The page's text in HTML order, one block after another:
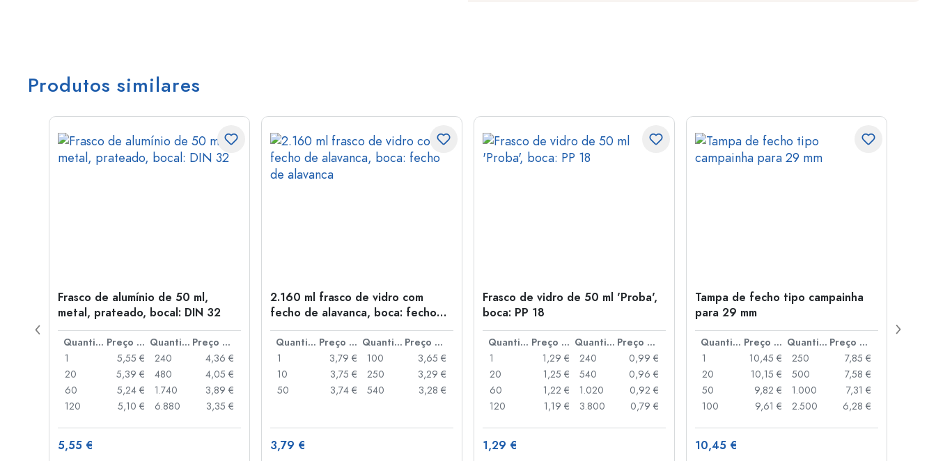
Produtos similares
Frasco de alumínio de 50 ml,
metal, prateado, bocal: DIN 32
Quantidade Preço por peça Quantidade
Preço por peça
1
5,55 €
20
5,39 €
60
5,24 €
120
5,10 €
240
4,36 €
480
4,05 €
1.740
3,89 €
6.880
3,35 €
5,55 €
2.160 ml frasco de vidro com
fecho de alavanca, boca: fecho
de alavanca
Quantidade Preço por peça Quantidade
Preço por peça
1
3,79 €
10
3,75 €
50
3,74 €
100
3,65 €
250
3,29 €
540
3,28 €
3,79 €
Frasco de vidro de 50 ml 'Proba',
boca: PP 18
Quantidade Preço por peça Quantidade
Preço por peça
1
1,29 €
20
1,25 €
60
1,22 €
120
1,19 €
240
0,99 €
540
0,96 €
1.020
0,92 €
3.800
0,79 €
1,29 €
Tampa de fecho tipo campainha
para 29 mm
Quantidade Preço por peça Quantidade
Preço por peça
1
10,45 €
20
10,15 €
50
9,82 €
100
9,61 €
250
7,85 €
500
7,58 €
1.000
7,31 €
2.500
6,28 €
10,45 €